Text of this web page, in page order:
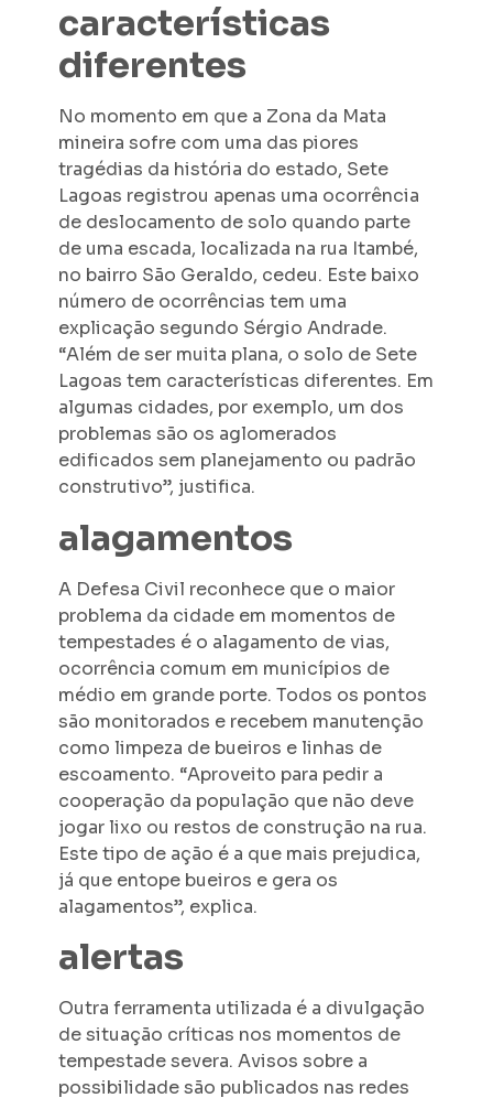
características
diferentes
No momento em que a Zona da Mata
mineira sofre com uma das piores
tragédias da história do estado, Sete
Lagoas registrou apenas uma ocorrência
de deslocamento de solo quando parte
de uma escada, localizada na rua Itambé,
no bairro São Geraldo, cedeu. Este baixo
número de ocorrências tem uma
explicação segundo Sérgio Andrade.
“Além de ser muita plana, o solo de Sete
Lagoas tem características diferentes. Em
algumas cidades, por exemplo, um dos
problemas são os aglomerados
edificados sem planejamento ou padrão
construtivo”, justifica.
alagamentos
A Defesa Civil reconhece que o maior
problema da cidade em momentos de
tempestades é o alagamento de vias,
ocorrência comum em municípios de
médio em grande porte. Todos os pontos
são monitorados e recebem manutenção
como limpeza de bueiros e linhas de
escoamento. “Aproveito para pedir a
cooperação da população que não deve
jogar lixo ou restos de construção na rua.
Este tipo de ação é a que mais prejudica,
já que entope bueiros e gera os
alagamentos”, explica.
alertas
Outra ferramenta utilizada é a divulgação
de situação críticas nos momentos de
tempestade severa. Avisos sobre a
possibilidade são publicados nas redes